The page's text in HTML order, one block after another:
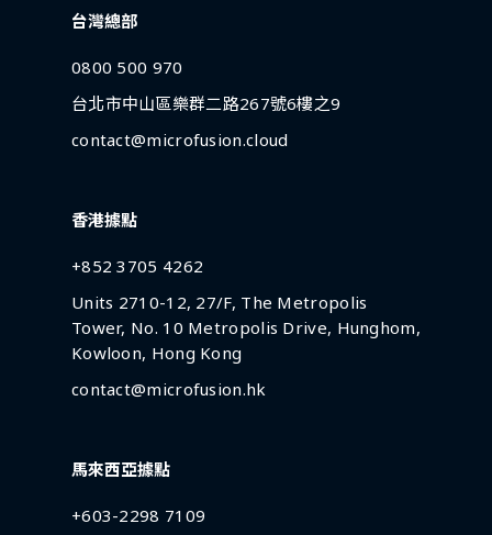
台灣總部
0800 500 970
台北市中山區樂群二路267號6樓之9
contact@microfusion.cloud
香港據點
+852 3705 4262
Units 2710-12, 27/F, The Metropolis
Tower, No. 10 Metropolis Drive, Hunghom,
Kowloon, Hong Kong
contact@microfusion.hk
馬來西亞據點
+603-2298 7109